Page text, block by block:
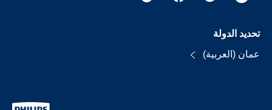
تحديد الدولة
عمان (العربية)